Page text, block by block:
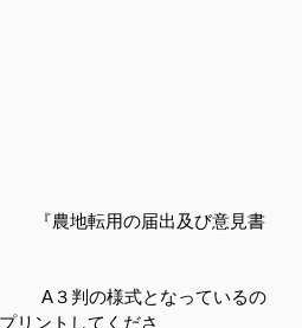
『農地転用の届出及び意見書
となっているの
リントしてくださ